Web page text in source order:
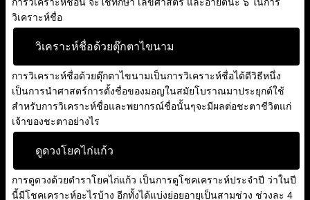
วิเคราะห์ชื่อ
วิเคราะห์ชื่อด้วยตุ๊กตาไขนาม
การวิเคราะห์ชื่อด้วยตุ๊กตาไขนามเป็นการวิเคราะห์ชื่อได้ดีวิธีหนึ่ง
เป็นการนำศาสตร์การตั้งชื่อของมอญในสมัยโบราณมาประยุกต์ใช้
สำหรับการวิเคราะห์ชื่อและพยากรณ์ชื่อนั้นๆจะมีผลต่อชะตาชีวิตแก่
เจ้าของชะตาอย่างไร
ดูดวงโยคไก่แก้ว
การดูดวงด้วยตำราโยคไก่แก้ว เป็นการดูโชคเคราะห์ประจำปี ว่าในปี
นี้มีโชคเคราะห์อะไรบ้าง อีกทั้งได้แบ่งย่อยอายุเป็นสามช่วง ช่วงละ 4